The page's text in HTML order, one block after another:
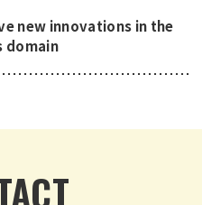
new innovations in the
domain